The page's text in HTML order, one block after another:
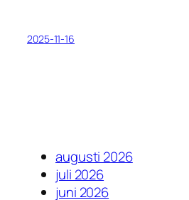
2025-11-16
augusti 2026
juli 2026
juni 2026